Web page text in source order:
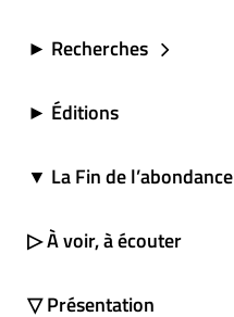
► Recherches
► Éditions
▼ La Fin de l’abondance
▷ À voir, à écouter
▽ Présentation